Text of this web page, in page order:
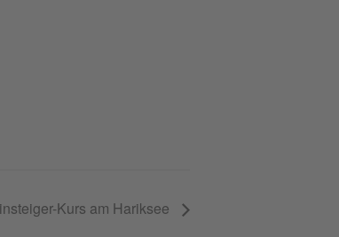
Kurs am Hariksee